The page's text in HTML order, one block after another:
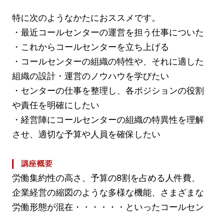
特に次のようなかたにおススメです。
・最近コールセンターの運営を担う仕事についた
・これからコールセンターを立ち上げる
・コールセンターの組織の特性や、それに適した
組織の設計・運営のノウハウを学びたい
・センターの仕事を整理し、各ポジションの役割
や責任を明確にしたい
・経営陣にコールセンターの組織の特異性を理解
させ、適切な予算や人員を確保したい
労働集約性の高さ、予算の8割を占める人件費、
企業経営の縮図のような多様な機能、さまざまな
労働形態が混在・・・・・・といったコールセン